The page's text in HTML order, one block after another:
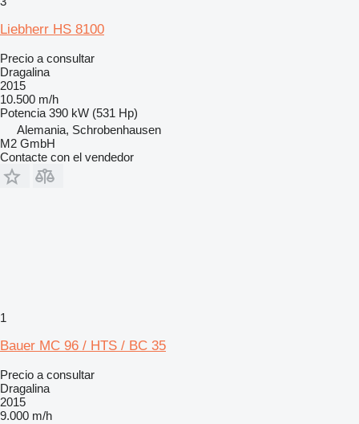
Liebherr HS 8100
Precio a consultar
Dragalina
2015
10.500 m/h
Potencia 390 kW (531 Hp)
Alemania, Schrobenhausen
M2 GmbH
Contacte con el vendedor
1
Bauer MC 96 / HTS / BC 35
Precio a consultar
Dragalina
2015
9.000 m/h